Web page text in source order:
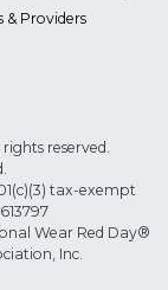
& Providers
reserved.
tax-exempt
Wear Red Day®
Inc.